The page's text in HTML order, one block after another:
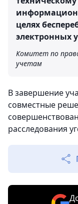
целях
электронных
Комитет по
учетам
В завершение
совместные
расследования